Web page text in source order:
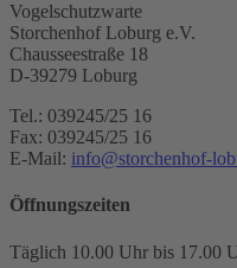
Vogelschutzwarte
Storchenhof Loburg e.V.
Chausseestraße 18
D-39279 Loburg
Tel.: 039245/25 16
Fax: 039245/25 16
E-Mail: info@storchenhof-
Öffnungszeiten
Täglich 10.00 Uhr bis 17.00